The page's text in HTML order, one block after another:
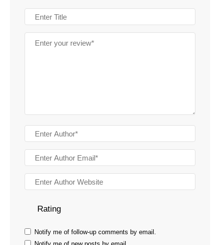
Rating
Notify me of follow-up comments by email.